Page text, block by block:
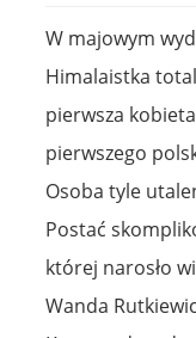
W majowym
Himalaistka
pierwsza
pierwszego
Osoba tyle
Postać
której narosło
Wanda